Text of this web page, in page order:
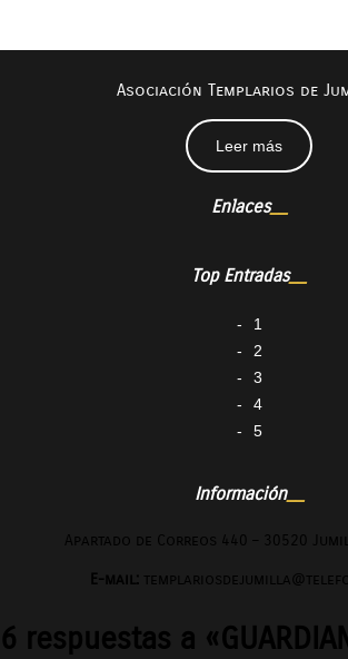
Asociación Templarios de
Leer más
Enlaces
Top Entradas
1
2
3
4
5
Información
Apartado de Correos 440 – 30520
E-mail:
6 respuestas a